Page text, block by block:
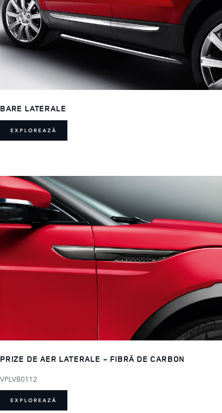
BARE LATERALE
EXPLOREAZĂ
PRIZE DE AER LATERALE - FIBRĂ DE CARBON
VPLVB0112
EXPLOREAZĂ